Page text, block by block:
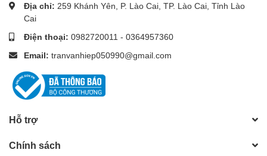
Địa chỉ: 259 Khánh Yên, P. Lào Cai, TP. Lào Cai, Tỉnh Lào
Cai
Điện thoại: 0982720011 - 0364957360
Email: tranvanhiep050990@gmail.com
Hỗ trợ
Chính sách